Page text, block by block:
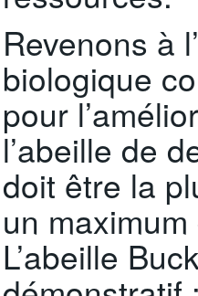
Revenons à
biologique
pour
l’abeille de
doit être la
un
L’abeille